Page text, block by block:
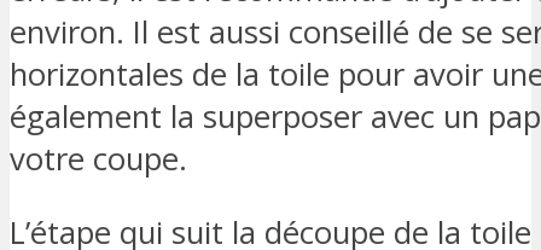
environ. Il est aussi conseillé de se
horizontales de la toile pour avoir
également la superposer avec un
votre coupe.
L’étape qui suit la découpe de la